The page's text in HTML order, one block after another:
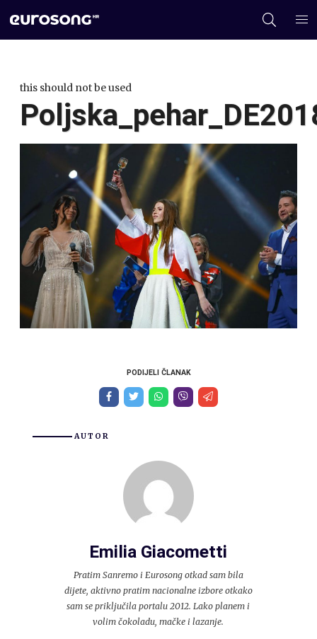
this should not be used
PODIJELI ČLANAK
AUTOR
Emilia Giacometti
Pratim Sanremo i Eurosong otkad sam bila
dijete, aktivno pratim nacionalne izbore otkako
sam se priključila portalu 2012. Lako planem i
volim čokoladu, mačke i lazanje.